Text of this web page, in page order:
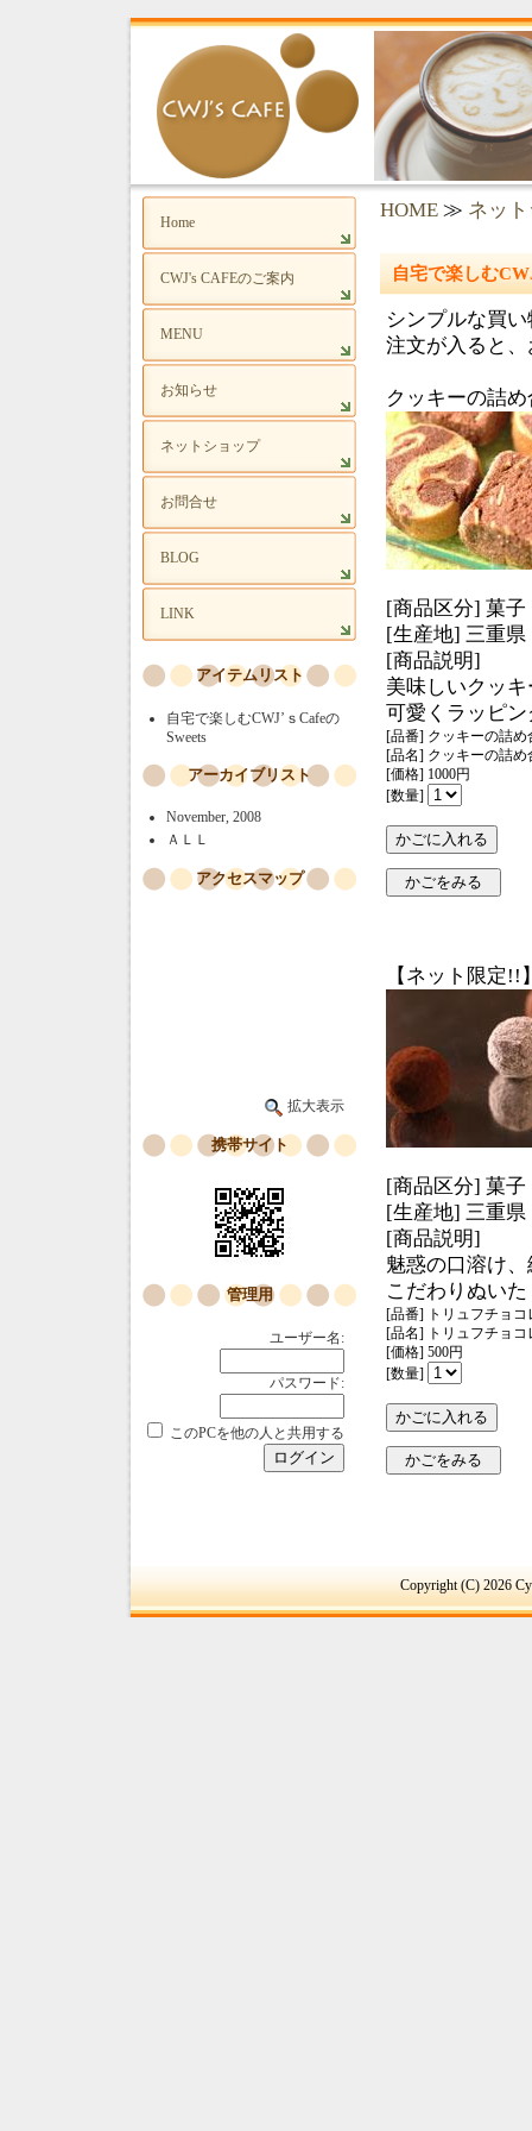
Home
CWJ's CAFEのご案内
MENU
お知らせ
ネットショップ
お問合せ
BLOG
LINK
アイテムリスト
自宅で楽しむCWJ’ｓCafeの
Sweets
アーカイブリスト
November, 2008
ＡＬＬ
アクセスマップ
拡大表示
携帯サイト
管理用
ユーザー名:
パスワード:
このPCを他の人と共用する
HOME ≫ ネッ
自宅で楽しむ
シンプルな買
注文が入ると
クッキーの詰
[商品区分] 菓子
[生産地] 三重県
[商品説明]
美味しいクッ
可愛くラッピ
[品番] クッキーの詰め
[品名] クッキーの詰め
[価格] 1000円
[数量]
【ネット限定
[商品区分] 菓子
[生産地] 三重県
[商品説明]
魅惑の口溶け
こだわりぬい
[品番] トリュフチョコ
[品名] トリュフチョコ
[価格] 500円
[数量]
Copyright (C) 2026